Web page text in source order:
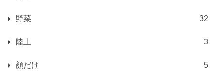
野菜 32
陸上 3
顔だけ 5